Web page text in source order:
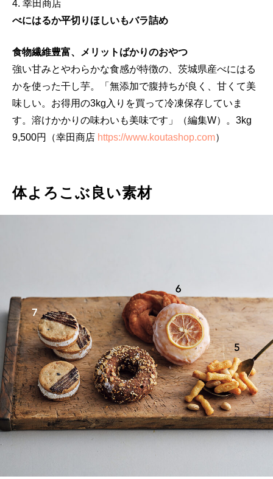
4. 幸田商店
べにはるか平切りほしいもバラ詰め
食物繊維豊富、メリットばかりのおやつ
強い甘みとやわらかな食感が特徴の、茨城県産べにはる
かを使った干し芋。「無添加で腹持ちが良く、甘くて美
味しい。お得用の3kg入りを買って冷凍保存していま
す。溶けかかりの味わいも美味です」（編集W）。3kg
9,500円（幸田商店 https://www.koutashop.com）
体よろこぶ良い素材